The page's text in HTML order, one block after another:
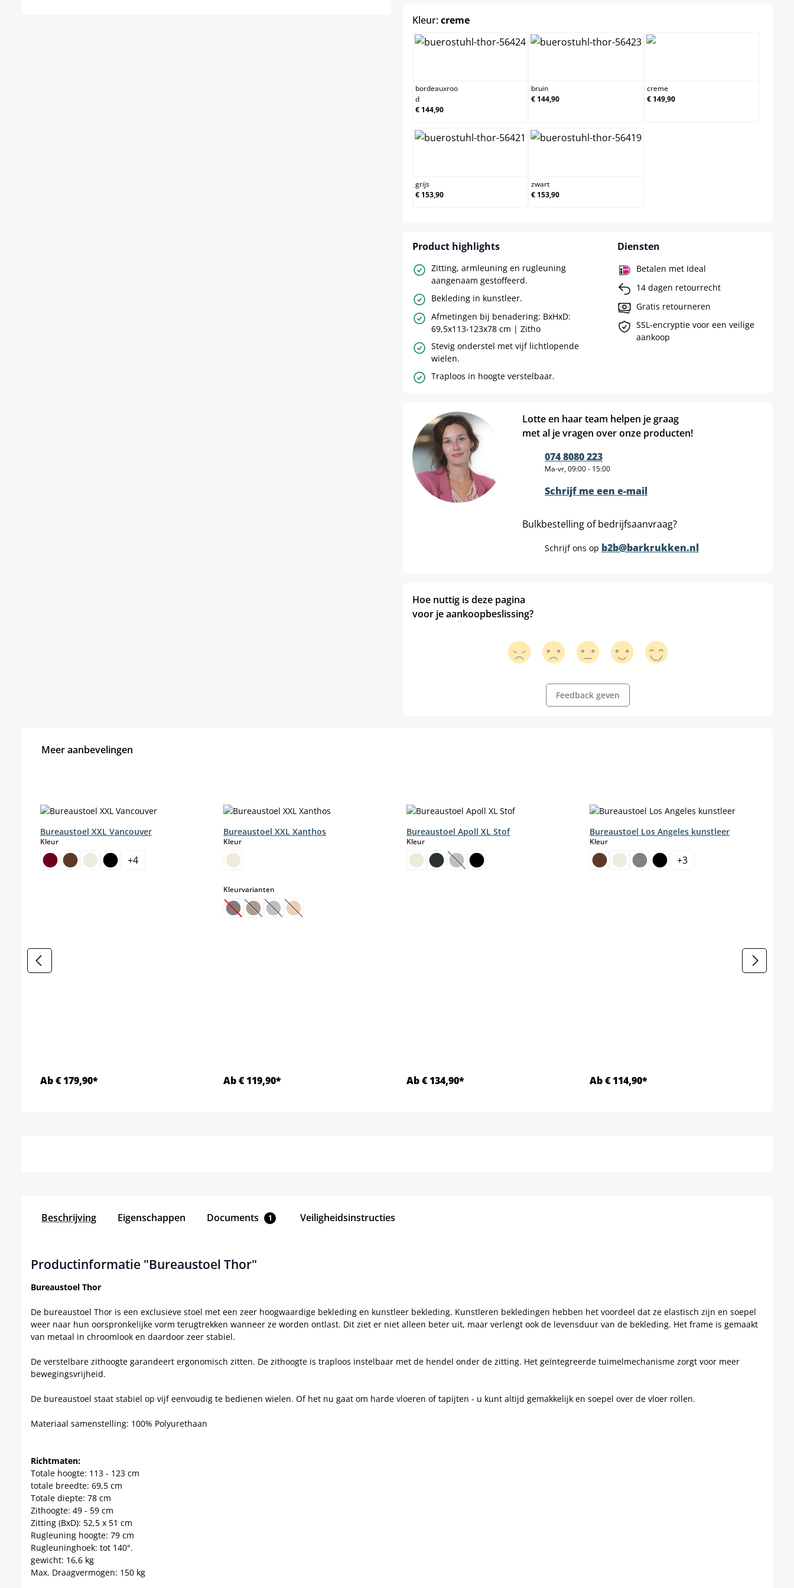
Kleur:cremeselect
bordeauxroo
d
€ 144,90
bruin
€ 144,90
creme
€ 149,90
grijs
€ 153,90
zwart
€ 153,90
Product highlights
Zitting, armleuning en rugleuning
aangenaam gestoffeerd.
Bekleding in kunstleer.
Afmetingen bij benadering: BxHxD:
69,5x113-123x78 cm | Zitho
Stevig onderstel met vijf lichtlopende
wielen.
Traploos in hoogte verstelbaar.
Diensten
Betalen met Ideal
14 dagen retourrecht
Gratis retourneren
SSL-encryptie voor een veilige
aankoop
Lotte en haar team helpen je graag
met al je vragen over onze producten!
074 8080 223
Ma-vr, 09:00 - 15:00
Schrijf me een e-mail
Bulkbestelling of bedrijfsaanvraag?
Schrijf ons op b2b@barkrukken.nl
Hoe nuttig is deze pagina
voor je aankoopbeslissing?
Feedback geven
Meer aanbevelingen
Bureaustoel XXL Vancouver
Kleurselect
+4
Ab € 179,90*
Bureaustoel XXL Xanthos
Kleurselect
Kleurvarianten
(Deze optie is momenteel niet beschikbaar.)
(Deze optie is momenteel niet beschikbaar.)
(Deze optie is momenteel niet beschikbaar.)
(Deze optie is momenteel niet beschikbaar.)
Ab € 119,90*
Bureaustoel Apoll XL Stof
Kleurselect
(Deze optie is momenteel niet beschikbaar.)
Ab € 134,90*
Bureaustoel Los Angeles kunstleer
Kleurselect
+3
Ab € 114,90*
Beschrijving Eigenschappen Documents 1 Veiligheidsinstructies
Productinformatie "Bureaustoel Thor"
Bureaustoel Thor
De bureaustoel Thor is een exclusieve stoel met een zeer hoogwaardige bekleding en kunstleer bekleding. Kunstleren bekledingen hebben het voordeel dat ze elastisch zijn en soepel
weer naar hun oorspronkelijke vorm terugtrekken wanneer ze worden ontlast. Dit ziet er niet alleen beter uit, maar verlengt ook de levensduur van de bekleding. Het frame is gemaakt
van metaal in chroomlook en daardoor zeer stabiel.
De verstelbare zithoogte garandeert ergonomisch zitten. De zithoogte is traploos instelbaar met de hendel onder de zitting. Het geïntegreerde tuimelmechanisme zorgt voor meer
bewegingsvrijheid.
De bureaustoel staat stabiel op vijf eenvoudig te bedienen wielen. Of het nu gaat om harde vloeren of tapijten - u kunt altijd gemakkelijk en soepel over de vloer rollen.
Materiaal samenstelling: 100% Polyurethaan
Richtmaten:
Totale hoogte: 113 - 123 cm
totale breedte: 69,5 cm
Totale diepte: 78 cm
Zithoogte: 49 - 59 cm
Zitting (BxD): 52,5 x 51 cm
Rugleuning hoogte: 79 cm
Rugleuninghoek: tot 140°.
gewicht: 16,6 kg
Max. Draagvermogen: 150 kg